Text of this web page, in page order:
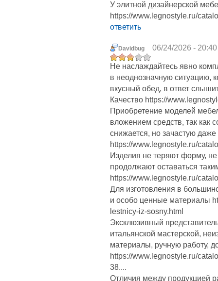
У элитной дизайнерской
https://www.legnostyle.ru/
ответить
Davidbug 06/24/2026 - 20:40
Не наслаждайтесь явно
в неоднозначную ситуацию,
вкусный обед, в ответ
Качество https://
Приобретение моделей
вложением средств, так как
снижается, но зачастую даже
https://www.legnostyle.ru/
Изделия не теряют форму,
продолжают оставаться
https://www.legnostyle.ru/
Для изготовления в
и особо ценные материалы
lestnicy-iz-sosny.html
Эксклюзивный
итальянской мастерской,
материалы, ручную работу,
https://www.legnostyle.ru/
38....
Отличия между продукцией